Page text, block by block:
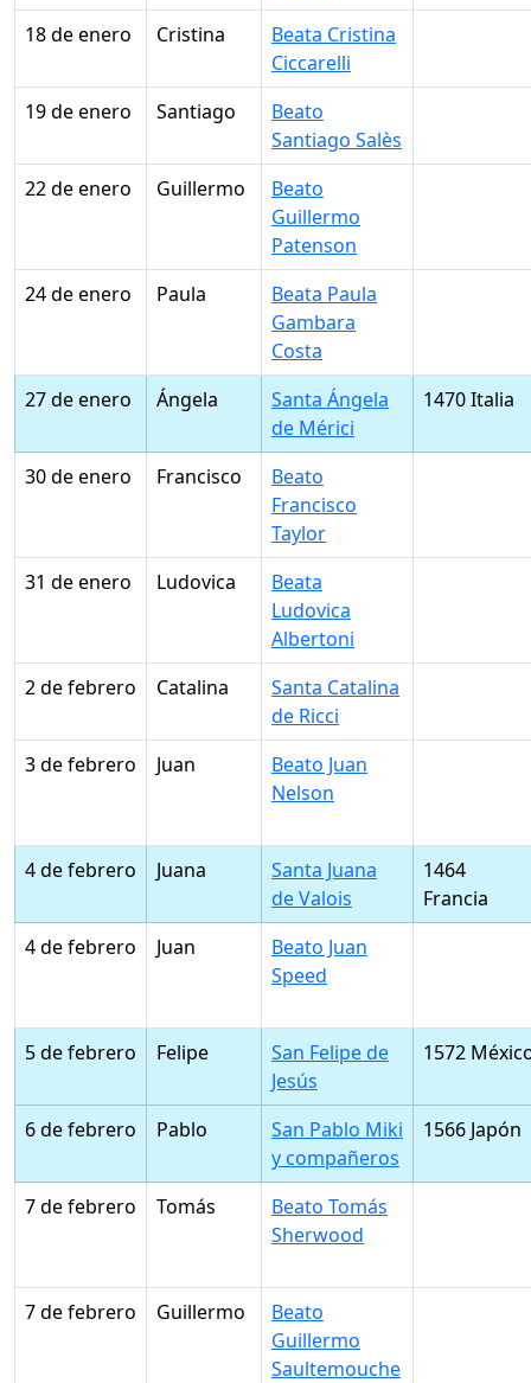
18 de enero
Cristina
Beata Cristina
Ciccarelli
19 de enero
Santiago
Beato
Santiago Salès
22 de enero
Guillermo
Beato
Guillermo
Patenson
24 de enero
Paula
Beata Paula
Gambara
Costa
27 de enero
Ángela
Santa Ángela
de Mérici
1470 Italia
30 de enero Francisco
Beato
Francisco
Taylor
31 de enero
Ludovica
Beata
Ludovica
Albertoni
2 de febrero
Catalina
Santa Catalina
de Ricci
3 de febrero
Juan
Beato Juan
Nelson
4 de febrero Juana
Santa Juana
de Valois
1464
Francia
4 de febrero
Juan
Beato Juan
Speed
5 de febrero Felipe
San Felipe de
Jesús
1572
6 de febrero Pablo
San Pablo Miki
y compañeros
1566 Japón
7 de febrero Tomás
Beato Tomás
Sherwood
7 de febrero Guillermo
Beato
Guillermo
Saultemouche